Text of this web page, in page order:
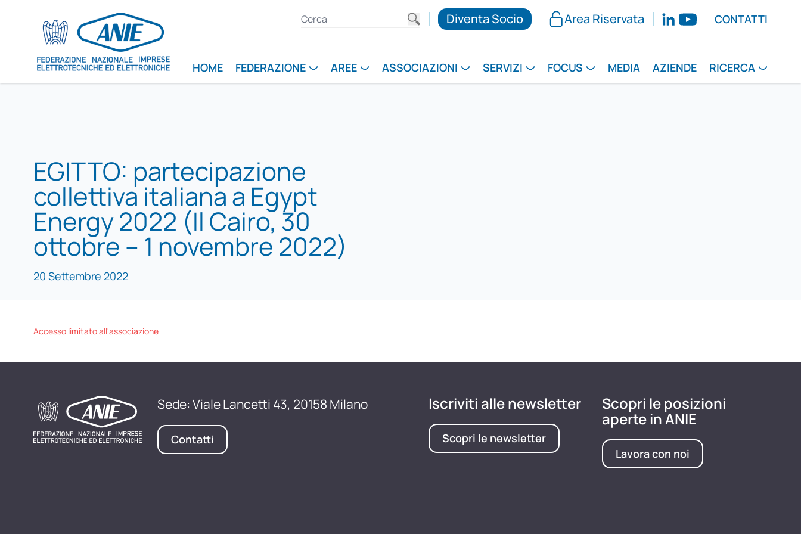
Diventa Socio Area Riservata CONTATTI
HOME FEDERAZIONE AREE ASSOCIAZIONI SERVIZI FOCUS MEDIA AZIENDE RICERCA
EGITTO: partecipazione
collettiva italiana a Egypt
Energy 2022 (Il Cairo, 30
ottobre – 1 novembre 2022)
20 Settembre 2022
Accesso limitato all'associazione
Sede: Viale Lancetti 43, 20158 Milano
Contatti
Iscriviti alle newsletter
Scopri le newsletter
Scopri le posizioni
aperte in ANIE
Lavora con noi